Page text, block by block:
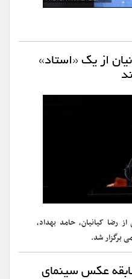
از یک «استاد»
رضا کیانیان، حامد بهداد،
برگزار شد.
عکس سینمای